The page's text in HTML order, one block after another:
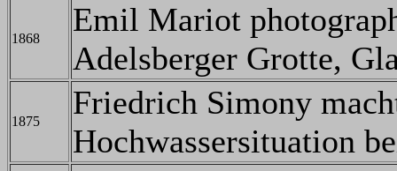
1868
Emil Mariot
Adelsberger Grotte,
1875
Friedrich Simony
Hochwassersituation